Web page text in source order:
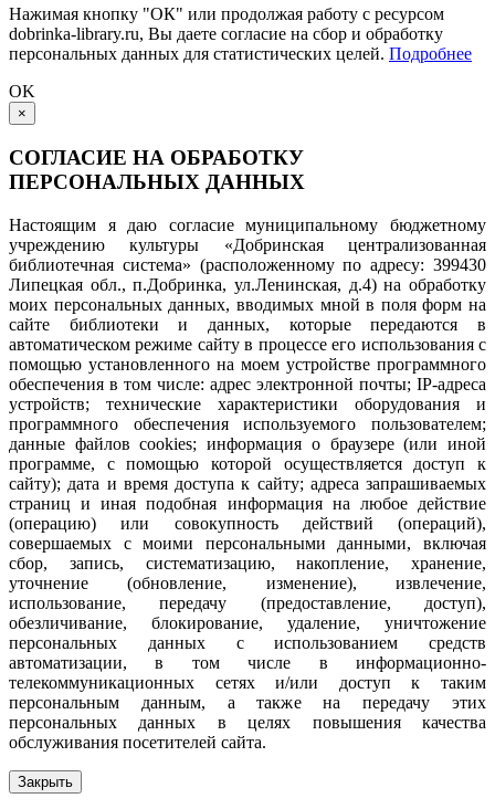
Нажимая кнопку "ОК" или продолжая работу с ресурсом
dobrinka-library.ru, Вы даете согласие на сбор и обработку
персональных данных для статистических целей. Подробнее
OK
×
СОГЛАСИЕ НА ОБРАБОТКУ
ПЕРСОНАЛЬНЫХ ДАННЫХ
Настоящим я даю согласие муниципальному бюджетному
учреждению культуры «Добринская централизованная
библиотечная система» (расположенному по адресу: 399430
Липецкая обл., п.Добринка, ул.Ленинская, д.4) на обработку
моих персональных данных, вводимых мной в поля форм на
сайте библиотеки и данных, которые передаются в
автоматическом режиме сайту в процессе его использования с
помощью установленного на моем устройстве программного
обеспечения в том числе: адрес электронной почты; IP-адреса
устройств; технические характеристики оборудования и
программного обеспечения используемого пользователем;
данные файлов cookies; информация о браузере (или иной
программе, с помощью которой осуществляется доступ к
сайту); дата и время доступа к сайту; адреса запрашиваемых
страниц и иная подобная информация на любое действие
(операцию) или совокупность действий (операций),
совершаемых с моими персональными данными, включая
сбор, запись, систематизацию, накопление, хранение,
уточнение (обновление, изменение), извлечение,
использование, передачу (предоставление, доступ),
обезличивание, блокирование, удаление, уничтожение
персональных данных с использованием средств
автоматизации, в том числе в информационно-
телекоммуникационных сетях и/или доступ к таким
персональным данным, а также на передачу этих
персональных данных в целях повышения качества
обслуживания посетителей сайта.
Закрыть